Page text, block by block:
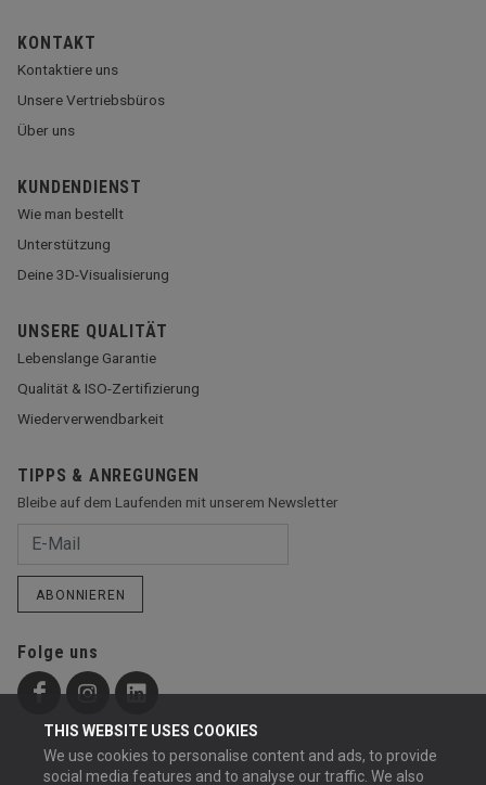
THIS WEBSITE USES COOKIES
We use cookies to personalise content and ads, to provide
social media features and to analyse our traffic. We also
KONTAKT
Kontaktiere uns
Unsere Vertriebsbüros
Über uns
KUNDENDIENST
Wie man bestellt
Unterstützung
Deine 3D-Visualisierung
UNSERE QUALITÄT
Lebenslange Garantie
Qualität & ISO-Zertifizierung
Wiederverwendbarkeit
TIPPS & ANREGUNGEN
Bleibe auf dem Laufenden mit unserem Newsletter
ABONNIEREN
Folge uns